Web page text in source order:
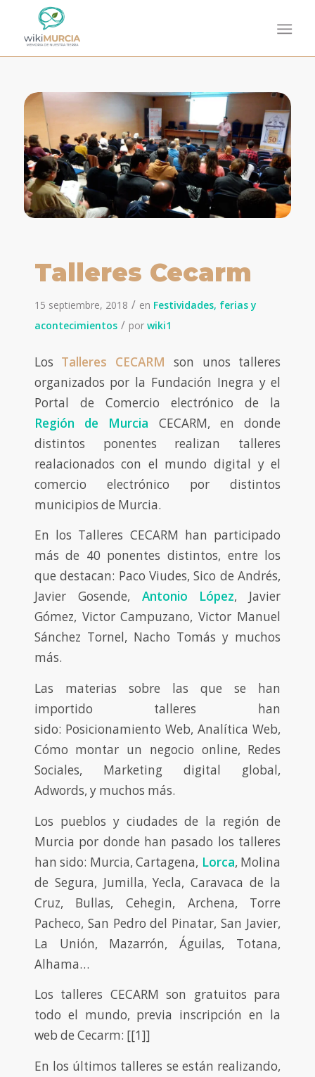
Talleres Cecarm
15 septiembre, 2018 / en Festividades, ferias y
acontecimientos / por wiki1
Los Talleres CECARM son unos talleres
organizados por la Fundación Inegra y el
Portal de Comercio electrónico de la
Región de Murcia CECARM, en donde
distintos ponentes realizan talleres
realacionados con el mundo digital y el
comercio electrónico por distintos
municipios de Murcia.
En los Talleres CECARM han participado
más de 40 ponentes distintos, entre los
que destacan: Paco Viudes, Sico de Andrés,
Javier Gosende, Antonio López, Javier
Gómez, Victor Campuzano, Victor Manuel
Sánchez Tornel, Nacho Tomás y muchos
más.
Las materias sobre las que se han
importido talleres han
sido: Posicionamiento Web, Analítica Web,
Cómo montar un negocio online, Redes
Sociales, Marketing digital global,
Adwords, y muchos más.
Los pueblos y ciudades de la región de
Murcia por donde han pasado los talleres
han sido: Murcia, Cartagena, Lorca, Molina
de Segura, Jumilla, Yecla, Caravaca de la
Cruz, Bullas, Cehegin, Archena, Torre
Pacheco, San Pedro del Pinatar, San Javier,
La Unión, Mazarrón, Águilas, Totana,
Alhama…
Los talleres CECARM son gratuitos para
todo el mundo, previa inscripción en la
web de Cecarm: [[1]]
En los últimos talleres se están realizando,